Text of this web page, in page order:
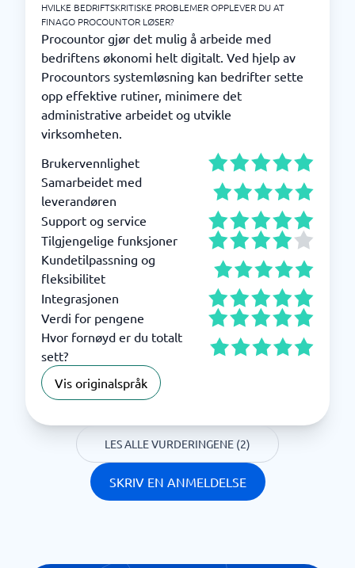
HVILKE BEDRIFTSKRITISKE PROBLEMER OPPLEVER DU AT
FINAGO PROCOUNTOR LØSER?
Procountor gjør det mulig å arbeide med
bedriftens økonomi helt digitalt. Ved hjelp av
Procountors systemløsning kan bedrifter sette
opp effektive rutiner, minimere det
administrative arbeidet og utvikle
virksomheten.
Brukervennlighet
Samarbeidet med
leverandøren
Support og service
Tilgjengelige funksjoner
Kundetilpassning og
fleksibilitet
Integrasjonen
Verdi for pengene
Hvor fornøyd er du totalt
sett?
Vis originalspråk
LES ALLE VURDERINGENE (2)
SKRIV EN ANMELDELSE